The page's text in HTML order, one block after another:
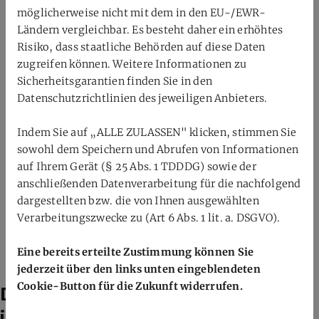
ZURÜCK
Ergebnissen!
Nach diesem Turnier steht die Deutsche Meisterschaft in
Bielefeld Anfang Februar in den Startlöchern. Über die
Jugendquote sind hier auch Katharina Nilges und Jonas
Schmid (beide SV Fischbach) qualifiziert.
Das könnte dich auch
möglicherweise nicht mit dem in den EU-/EWR-
Ländern vergleichbar. Es besteht daher ein erhöhtes
Risiko, dass staatliche Behörden auf diese Daten
zugreifen können. Weitere Informationen zu
Sicherheitsgarantien finden Sie in den
Datenschutzrichtlinien des jeweiligen Anbieters.
Indem Sie auf „ALLE ZULASSEN" klicken, stimmen Sie
sowohl dem Speichern und Abrufen von Informationen
auf Ihrem Gerät (§ 25 Abs. 1 TDDDG) sowie der
anschließenden Datenverarbeitung für die nachfolgend
dargestellten bzw. die von Ihnen ausgewählten
Verarbeitungszwecke zu (Art 6 Abs. 1 lit. a. DSGVO).
Eine bereits erteilte Zustimmung können Sie
jederzeit über den links unten eingeblendeten
Cookie-Button für die Zukunft widerrufen.